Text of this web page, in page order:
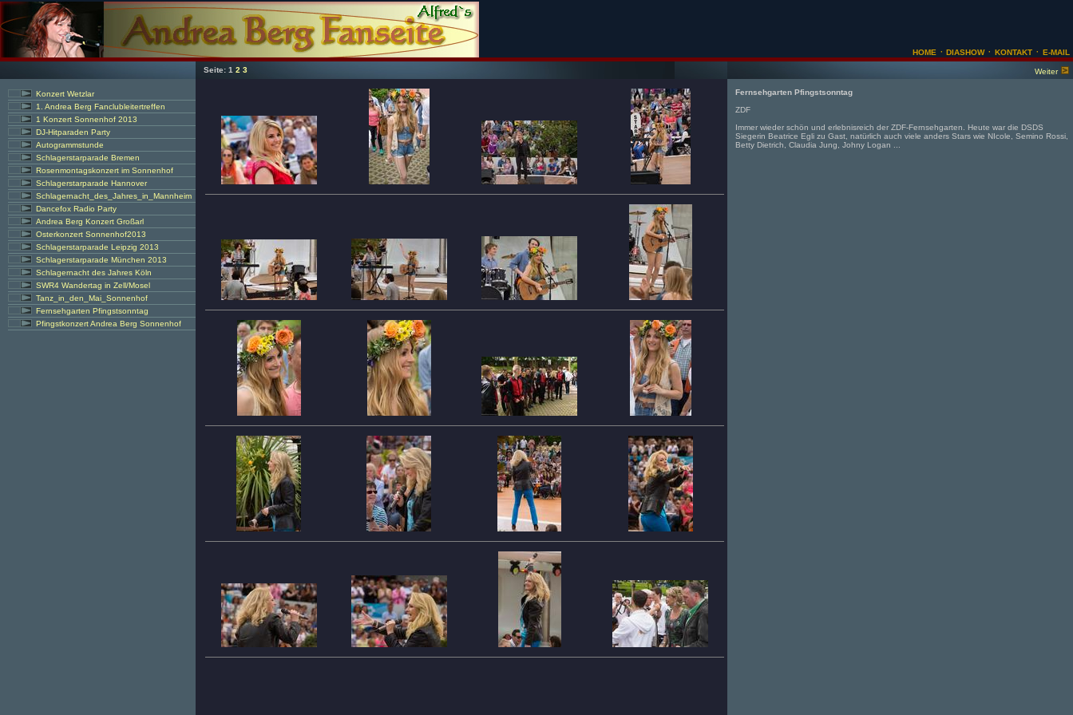
HOME · DIASHOW· KONTAKT · E-MAIL
Seite: 1 2 3 Weiter
Konzert Wetzlar
1. Andrea Berg Fanclubleitertreffen
1 Konzert Sonnenhof 2013
DJ-Hitparaden Party
Autogrammstunde
Schlagerstarparade Bremen
Rosenmontagskonzert im Sonnenhof
Schlagerstarparade Hannover
Schlagernacht_des_Jahres_in_Mannheim
Dancefox Radio Party
Andrea Berg Konzert Großarl
Osterkonzert Sonnenhof2013
Schlagerstarparade Leipzig 2013
Schlagerstarparade München 2013
Schlagernacht des Jahres Köln
SWR4 Wandertag in Zell/Mosel
Tanz_in_den_Mai_Sonnenhof
Fernsehgarten Pfingstsonntag
Pfingstkonzert Andrea Berg Sonnenhof
Fernsehgarten Pfingstsonntag
ZDF
Immer wieder schön und erlebnisreich der ZDF-Fernsehgarten. Heute war die DSDS
Siegerin Beatrice Egli zu Gast, natürlich auch viele anders Stars wie NIcole, Semino Rossi,
Betty Dietrich, Claudia Jung, Johny Logan ...